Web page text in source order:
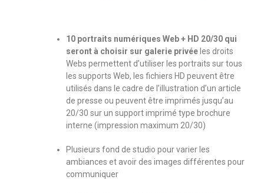
10 portraits numériques Web + HD 20/30 qui
seront à choisir sur galerie privée les droits
Webs permettent d’utiliser les portraits sur tous
les supports Web, les fichiers HD peuvent être
utilisés dans le cadre de l’illustration d’un article
de presse ou peuvent être imprimés jusqu’au
20/30 sur un support imprimé type brochure
interne (impression maximum 20/30)
Plusieurs fond de studio pour varier les
ambiances et avoir des images différentes pour
communiquer